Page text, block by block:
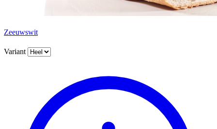
Zeeuwswit
Variant